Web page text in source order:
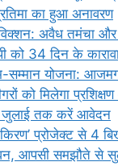
का हुआ अनावरण
अवैध तमंचा
को 34 दिन के
सम्मान योजना:
को मिलेगा
तक करें आवेदन
प्रोजेक्ट से 4
आपसी समझौते से